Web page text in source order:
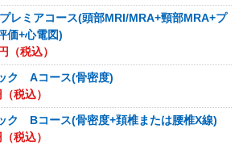
レミアコース(頭部MRI/MRA+頸部MRA+プ
価+心電図)
（税込）
ク Aコース(骨密度)
税込）
ク Bコース(骨密度+頚椎または腰椎X線)
税込）